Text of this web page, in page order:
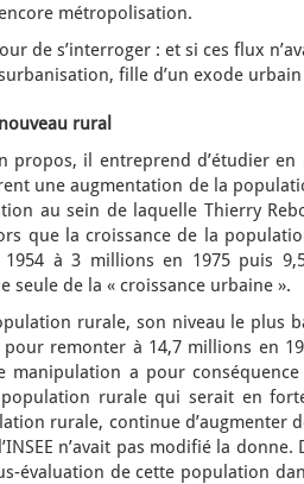
métropolisation.
de s’interroger : et si ces flux
fille d’un exode urbain
rural
propos, il entreprend d’étudier
une augmentation de la
au sein de laquelle Thierry
que la croissance de la
à 3 millions en 1975 puis
seule de la « croissance urbaine ».
rurale, son niveau le plus
remonter à 14,7 millions en
manipulation a pour
rurale qui serait en
rurale, continue d’augmenter
n’avait pas modifié la
évaluation de cette population